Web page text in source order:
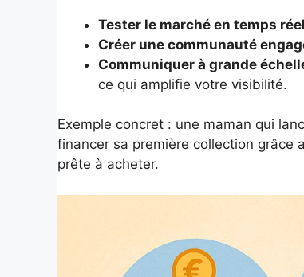
Tester le marché en temps réel
Créer une communauté
Communiquer à grande
ce qui amplifie votre visibilité.
Exemple concret : une maman qui
financer sa première collection grâce
prête à acheter.